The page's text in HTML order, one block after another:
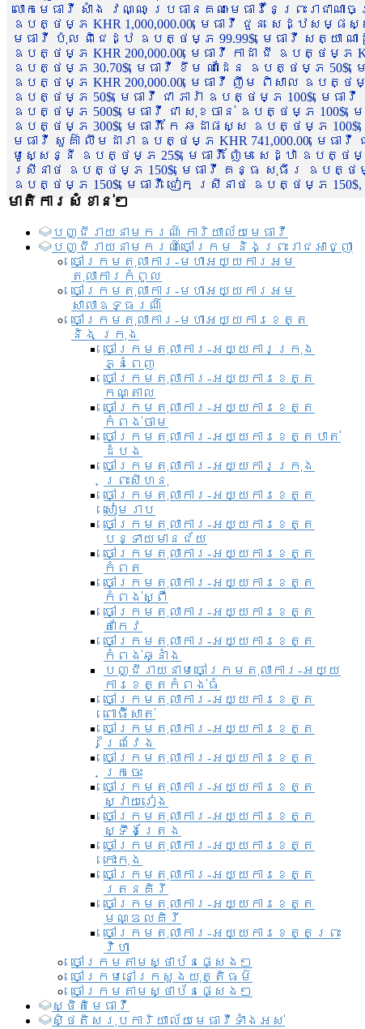
លោកមេធាវី សាំង វណ្ណៈ ប្រធានគណៈមេធាវីនៃព្រះរា
ឧបត្ថម្ភ KHR 1,000,000.00, មេធាវី ជួន សេដ្ឋស
មេធាវី ប៉ុល ពិជេដ្ឋ ឧបត្ថម្ភ 99.99$, មេធាវី សត្យា ណ
ឧបត្ថម្ភ KHR 200,000.00, មេធាវី កាដា ជី ឧបត្ថម្ភ
ឧបត្ថម្ភ 30.70$, មេធាវី ខឹម ណាដែន ឧបត្ថម្ភ 50$,
ឧបត្ថម្ភ KHR 200,000.00, មេធាវី ញឹម ពិសាល ឧបត្ថ
ឧបត្ថម្ភ 50$, មេធាវី ជា ភារ៉ា ឧបត្ថម្ភ 100$, មេធ
ឧបត្ថម្ភ 500$, មេធាវី ជា សុខចាន់ ឧបត្ថម្ភ 100$,
ឧបត្ថម្ភ 300$, មេធាវី កែ ឆដាផស្ស ឧបត្ថម្ភ
មេធាវី សួគ៌ា លឹមដារា ឧបត្ថម្ភ KHR 741,000.00, មេ
មូសេ្សន្នី ឧបត្ថម្ភ 25$, មេធាវី ញ៉ែម សេដ្ឋា ឧបត្ថម្
ស្រីនាថ ឧបត្ថម្ភ 150$, មេធាវី គន្ធ សុធីរ ឧបត្ថម្ភ
ឧបត្ថម្ភ 150$, មេធាវី ជៀក ស្រីនាថ ឧបត្ថម្ភ 150$,
មាតិការសំខាន់ៗ
បញ្ជី​រាយ​នាមករណ៍ ការិយាល័យ​មេធាវី​
បញ្ជី​រាយ​នាមករណ៍​ចៅក្រម និងព្រះរាជអាជ្ញា
ចៅក្រមតុលាការ-មហាអយ្យការអម
តុលាការកំពូល
ចៅក្រមតុលាការ-មហាអយ្យការអម
សាលាឧទ្ធរណ៏
ចៅក្រមតុលាការ-មហាអយ្យការខេត្ត
និង ក្រុង
ចៅក្រមតុលាការ-អយ្យការក្រុង
ភ្នំពេញ
ចៅក្រមតុលាការ-អយ្យការខេត្ត
កណ្តាល
ចៅក្រមតុលាការ-អយ្យការខេត្ត
កំពង់ចាម
ចៅក្រមតុលាការ-អយ្យការខេត្តបាត់
ដំបង
ចៅក្រមតុលាការ-អយ្យការ​ក្រុង
ព្រះសីហនុ
ចៅក្រមតុលាការ-អយ្យការខេត្ត
សៀមរាប
ចៅក្រមតុលាការ-អយ្យការខេត្ត
បន្ទាយមានជ័យ
ចៅក្រមតុលាការ-អយ្យការខេត្ត
កំពត
ចៅក្រមតុលាការ-អយ្យការខេត្ត
កំពង់ស្ពឺ
ចៅក្រមតុលាការ-អយ្យការខេត្ត
តាកែវ
ចៅក្រមតុលាការ-អយ្យការខេត្ត
កំពង់ឆ្នាំង
បញ្ជីរាយនាមចៅក្រមតុលាការ-អយ្យ
ការខេត្តកំពង់ធំ
ចៅក្រមតុលាការ-អយ្យការខេត្ត
ពោធិ៍សាត់
ចៅក្រមតុលាការ-អយ្យការខេត្ត
ព្រៃវែង
ចៅក្រមតុលាការ-អយ្យការខេត្ត
ក្រចេះ
ចៅក្រមតុលាការ-អយ្យការខេត្ត
ស្វាយរៀង
ចៅក្រមតុលាការ-អយ្យការខេត្ត
ស្ទឹងត្រែង
ចៅក្រមតុលាការ-អយ្យការខេត្ត
កោះកុង
ចៅក្រមតុលាការ-អយ្យការខេត្ត
រតនគិរី
ចៅក្រមតុលាការ-អយ្យការខេត្ត
មណ្ឌលគិរី
ចៅក្រមតុលាការ-អយ្យការខេត្តព្រះ
វិហា
ចៅក្រមតាមស្ថាប័នផ្សេងៗ
ចៅក្រមនៅក្រសួងយុត្តិធម៌
ចៅក្រមតាមស្ថាប័នផ្សេងៗ
ស្ថិតិមេធាវី
សិ្ថតិសរុបការិយាល័យមេធាវីទាំងអស់​